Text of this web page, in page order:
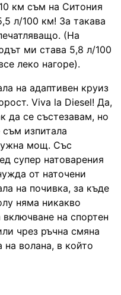
км съм на Ситония
л/100 км! За такава
(На
ми става 5,8 л/100
леко нагоре).
на адаптивен круиз
Viva la Diesel! Да,
да се състезавам, но
изпитала
мощ. Със
супер натоварения
от наточени
на почивка, за къде
няма никакво
на спортен
чрез ръчна смяна
на волана, в който